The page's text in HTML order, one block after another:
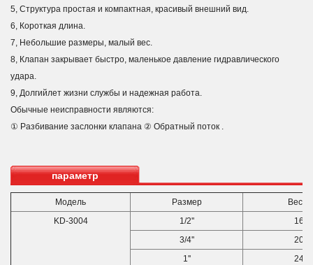
5, Структура простая и компактная, красивый внешний вид.
6, Короткая длина.
7, Небольшие размеры, малый вес.
8, Клапан закрывает быстро, маленькое давление гидравлического
удара.
9, Долгийлет жизни службы и надежная работа.
Обычные неисправности являются:
① Разбивание заслонки клапана ② Обратный поток .
параметр
Модель Размер
Вес
KD-3004
1/2''
160
3/4''
200
1''
240